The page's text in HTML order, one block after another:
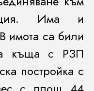
Има и
имота са били
къща с РЗП
постройка с